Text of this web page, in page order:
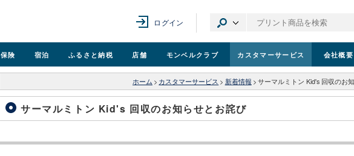
ログイン
保険 宿泊 ふるさと納税 店舗 モンベルクラブ カスタマーサービス 会社概要
ホーム > カスタマーサービス > 新着情報 > サーマルミトン Kid's 回収のお
サーマルミトン Kid's 回収のお知らせとお詫び